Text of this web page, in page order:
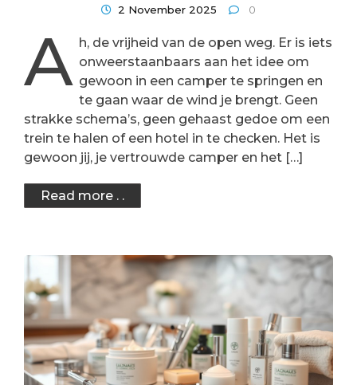
Daarbuiten Verkennen
2 November 2025 0
A h, de vrijheid van de open weg. Er is iets
onweerstaanbaars aan het idee om
gewoon in een camper te springen en
te gaan waar de wind je brengt. Geen
strakke schema’s, geen gehaast gedoe om een
trein te halen of een hotel in te checken. Het is
gewoon jij, je vertrouwde camper en het […]
Read more . .